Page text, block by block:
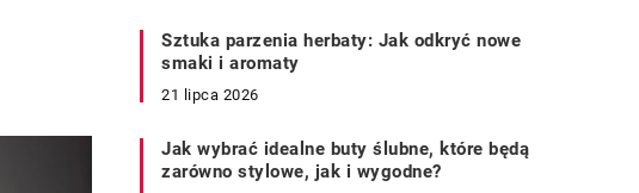
Sztuka parzenia herbaty: Jak odkryć nowe
smaki i aromaty
21 lipca 2026
Jak wybrać idealne buty ślubne, które będą
zarówno stylowe, jak i wygodne?